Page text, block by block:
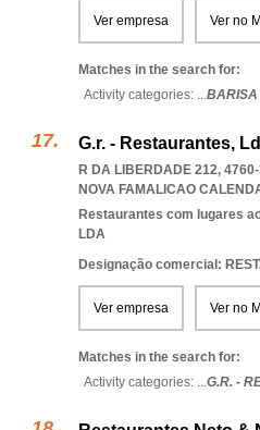
Ver empresa Ver no
Matches in the search for:
Activity categories: ...BARISA
G.r. - Restaurantes,
R DA LIBERDADE 212,
NOVA FAMALICAO
Restaurantes com lugares
LDA
Designação comercial:
Ver empresa Ver no
Matches in the search for:
Activity categories: ...G.R. -